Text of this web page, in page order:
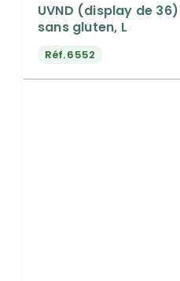
UVND (display de 36)
sans gluten, L
Réf.6552